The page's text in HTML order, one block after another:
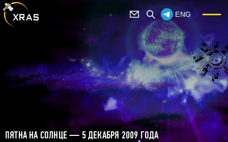
ENG
ПЯТНА НА СОЛНЦЕ — 5 ДЕКАБРЯ 2009 ГОДА